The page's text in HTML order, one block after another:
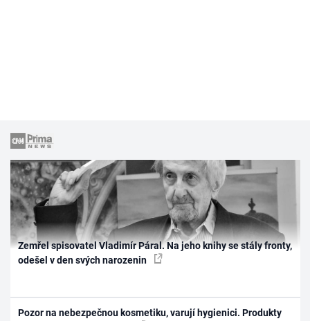
Zemřel spisovatel Vladimír Páral. Na jeho knihy se stály fronty,
odešel v den svých narozenin
Pozor na nebezpečnou kosmetiku, varují hygienici. Produkty